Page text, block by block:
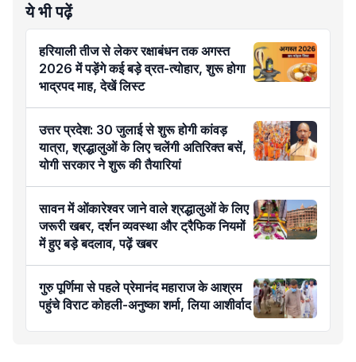
ये भी पढ़ें
हरियाली तीज से लेकर रक्षाबंधन तक अगस्त
2026 में पड़ेंगे कई बड़े व्रत-त्योहार, शुरू होगा
भाद्रपद माह, देखें लिस्ट
उत्तर प्रदेश: 30 जुलाई से शुरू होगी कांवड़
यात्रा, श्रद्धालुओं के लिए चलेंगी अतिरिक्त बसें,
योगी सरकार ने शुरू की तैयारियां
सावन में ओंकारेश्वर जाने वाले श्रद्धालुओं के लिए
जरूरी खबर, दर्शन व्यवस्था और ट्रैफिक नियमों
में हुए बड़े बदलाव, पढ़ें खबर
गुरु पूर्णिमा से पहले प्रेमानंद महाराज के आश्रम
पहुंचे विराट कोहली-अनुष्का शर्मा, लिया आशीर्वाद